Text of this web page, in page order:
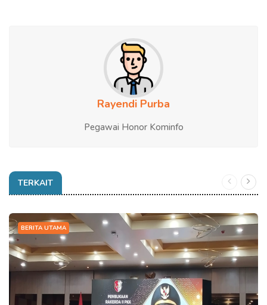
Rayendi Purba
Pegawai Honor Kominfo
TERKAIT
BERITA UTAMA